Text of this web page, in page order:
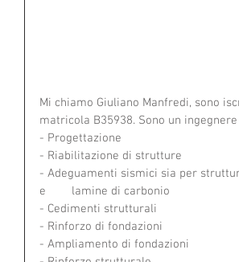
Mi chiamo Giuliano Manfredi, sono
matricola B35938. Sono un
- Progettazione
- Riabilitazione di strutture
- Adeguamenti sismici sia per
e        lamine di carbonio
- Cedimenti strutturali
- Rinforzo di fondazioni
- Ampliamento di fondazioni